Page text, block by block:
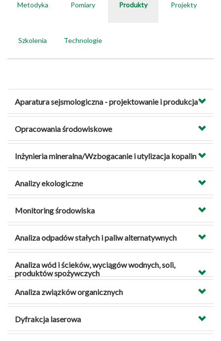
Metodyka Pomiary Produkty Projekty
Szkolenia Technologie
Aparatura sejsmologiczna - projektowanie i produkcja
Opracowania środowiskowe
Inżynieria mineralna/Wzbogacanie i utylizacja kopalin
Analizy ekologiczne
Monitoring środowiska
Analiza odpadów stałych i paliw alternatywnych
Analiza wód i ścieków, wyciągów wodnych, soli,
produktów spożywczych
Analiza związków organicznych
Dyfrakcja laserowa